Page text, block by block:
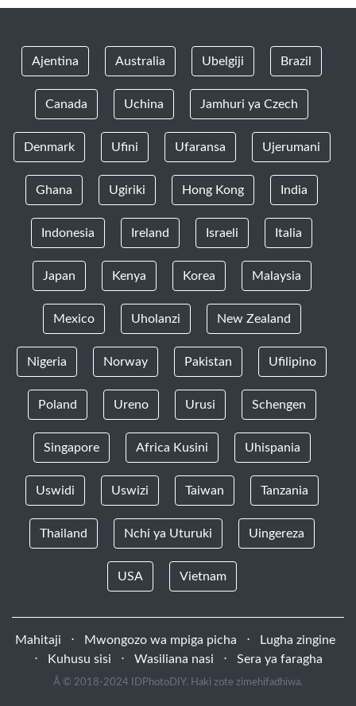
Ajentina Australia Ubelgiji Brazil
Canada Uchina Jamhuri ya Czech
Denmark Ufini Ufaransa Ujerumani
Ghana Ugiriki Hong Kong India
Indonesia Ireland Israeli Italia
Japan Kenya Korea Malaysia
Mexico Uholanzi New Zealand
Nigeria Norway Pakistan Ufilipino
Poland Ureno Urusi Schengen
Singapore Africa Kusini Uhispania
Uswidi Uswizi Taiwan Tanzania
Thailand Nchi ya Uturuki Uingereza
USA Vietnam
Mahitaji ⋅ Mwongozo wa mpiga picha ⋅
Lugha zingine
⋅
Kuhusu sisi ⋅ Wasiliana nasi ⋅ Sera ya faragha
Â © 2018-2024 IDPhotoDIY. Haki zote zimehifadhiwa.